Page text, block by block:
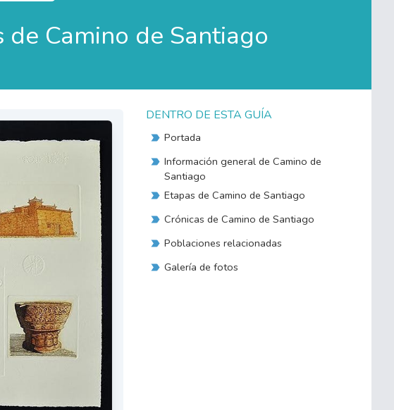
de Camino de Santiago
DENTRO DE ESTA GUÍA
Portada
Información general de Camino de
Santiago
Etapas de Camino de Santiago
Crónicas de Camino de Santiago
Poblaciones relacionadas
Galería de fotos